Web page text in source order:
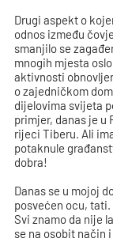
Drugi aspekt o
odnos između
smanjilo se
mnogih mjesta
aktivnosti
o zajedničkom
dijelovima svijeta
primjer, danas je u
rijeci Tiberu. Ali
potaknule
dobra!
Danas se u mojoj
posvećen ocu,
Svi znamo da nije
se na osobit način